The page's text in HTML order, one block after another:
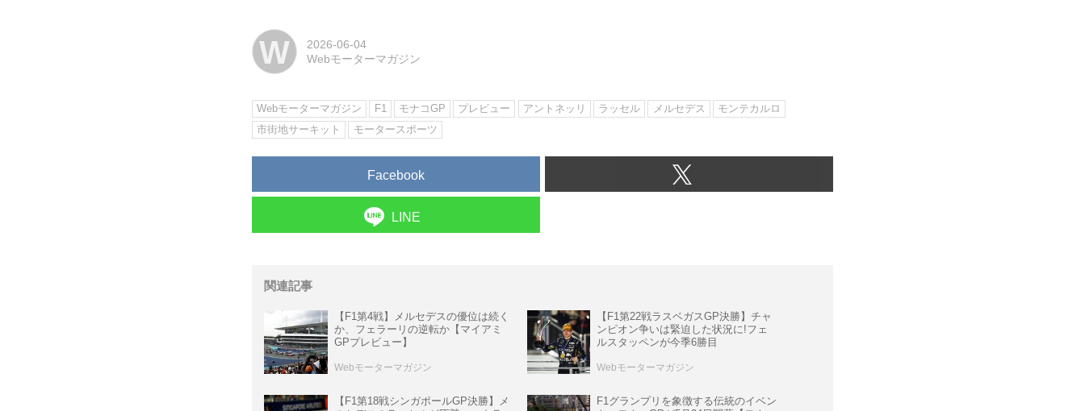
W
2026-06-04
Webモーターマガジン
Webモーターマガジン F1 モナコGP プレビュー アントネッリ ラッセル メルセデス
モンテカルロ
市街地サーキット
モータースポーツ
Facebook
LINE
関連記事
【F1第4戦】メルセデスの優位は続く
か、フェラーリの逆転か【マイアミ
GPプレビュー】
Webモーターマガジン
【F1第22戦ラスベガスGP決勝】チャ
ンピオン争いは緊迫した状況に!フェ
ルスタッペンが今季6勝目
Webモーターマガジン
【F1第18戦シンガポールGP決勝】メ
F1グランプリを象徴する伝統のイベン